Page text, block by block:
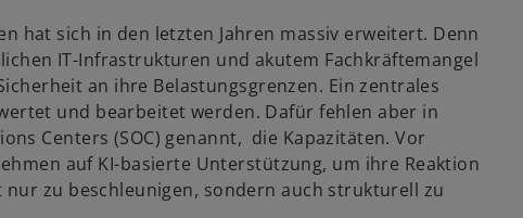
hat sich in den letzten Jahren massiv erweitert. Denn
IT-Infrastrukturen und akutem Fachkräftemangel
an ihre Belastungsgrenzen. Ein zentrales
und bearbeitet werden. Dafür fehlen aber in
Centers (SOC) genannt, die Kapazitäten. Vor
auf KI-basierte Unterstützung, um ihre Reaktion
zu beschleunigen, sondern auch strukturell zu